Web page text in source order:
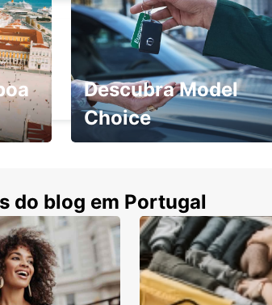
Descubra Model
Choice
do blog em Portugal